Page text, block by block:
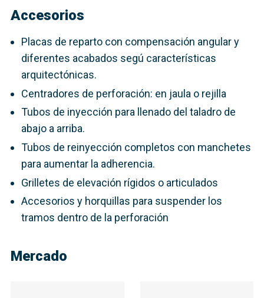
Accesorios
Placas de reparto con compensación angular y
diferentes acabados segú características
arquitectónicas.
Centradores de perforación: en jaula o rejilla
Tubos de inyección para llenado del taladro de
abajo a arriba.
Tubos de reinyección completos con manchetes
para aumentar la adherencia.
Grilletes de elevación rígidos o articulados
Accesorios y horquillas para suspender los
tramos dentro de la perforación
Mercado